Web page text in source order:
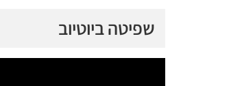
שפיטה ביוטיוב